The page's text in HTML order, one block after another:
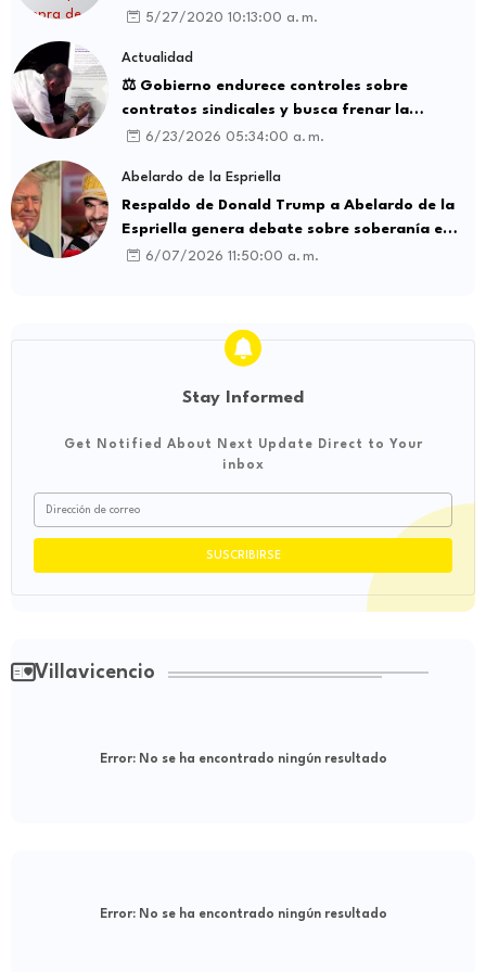
5/27/2020 10:13:00 a. m.
Actualidad
⚖️ Gobierno endurece controles sobre
contratos sindicales y busca frenar la
intermediación laboral ilegal
6/23/2026 05:34:00 a. m.
Abelardo de la Espriella
Respaldo de Donald Trump a Abelardo de la
Espriella genera debate sobre soberanía e
influencia internacional
6/07/2026 11:50:00 a. m.
Stay Informed
Get Notified About Next Update Direct to Your
inbox
Villavicencio
Error:No se ha encontrado ningún resultado
Error:No se ha encontrado ningún resultado